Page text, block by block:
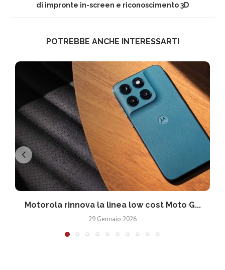
di impronte in-screen e riconoscimento 3D
POTREBBE ANCHE INTERESSARTI
Motorola rinnova la linea low cost Moto G...
29 Gennaio 2026